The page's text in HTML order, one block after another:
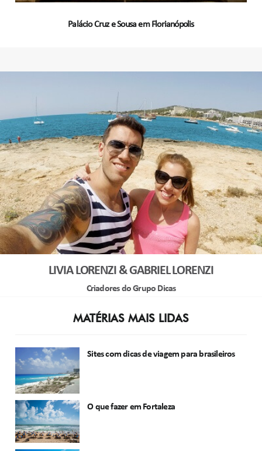
Palácio Cruz e Sousa em Florianópolis
LIVIA LORENZI & GABRIEL LORENZI
Criadores do Grupo Dicas
MATÉRIAS MAIS LIDAS
Sites com dicas de viagem para brasileiros
O que fazer em Fortaleza